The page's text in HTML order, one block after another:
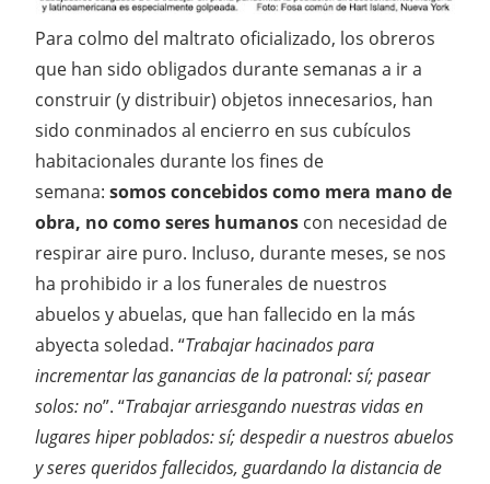
Para colmo del maltrato oficializado, los obreros
que han sido obligados durante semanas a ir a
construir (y distribuir) objetos innecesarios, han
sido conminados al encierro en sus cubículos
habitacionales durante los fines de
semana: somos concebidos como mera mano de
obra, no como seres humanos con necesidad de
respirar aire puro. Incluso, durante meses, se nos
ha prohibido ir a los funerales de nuestros
abuelos y abuelas, que han fallecido en la más
abyecta soledad. “Trabajar hacinados para
incrementar las ganancias de la patronal: sí; pasear
solos: no”. “Trabajar arriesgando nuestras vidas en
lugares hiper poblados: sí; despedir a nuestros abuelos
y seres queridos fallecidos, guardando la distancia de